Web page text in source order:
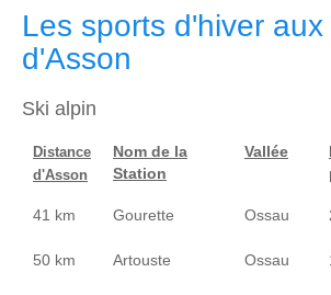
Les sports d'hiver
d'Asson
Ski alpin
Distance
d'Asson
Nom de la
Station
Vallée
41 km Gourette Ossau
50 km Artouste Ossau